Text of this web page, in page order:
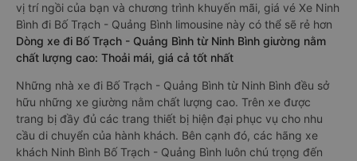
vị trí ngồi của bạn và chương trình khuyến mãi, giá vé Xe Ninh
Bình đi Bố Trạch - Quảng Bình limousine này có thể sẽ rẻ hơn
Dòng xe đi Bố Trạch - Quảng Bình từ Ninh Bình giường nằm
chất lượng cao: Thoải mái, giá cả tốt nhất
Những nhà xe đi Bố Trạch - Quảng Bình từ Ninh Bình đều sở
hữu những xe giường nằm chất lượng cao. Trên xe được
trang bị đầy đủ các trang thiết bị hiện đại phục vụ cho nhu
cầu di chuyển của hành khách. Bên cạnh đó, các hãng xe
khách Ninh Bình Bố Trạch - Quảng Bình luôn chú trọng đến